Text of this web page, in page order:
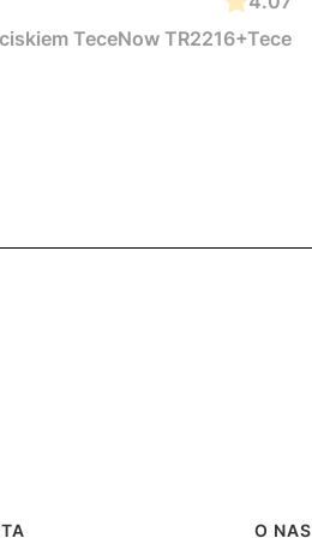
TeceNow TR2216+Tece
O NAS